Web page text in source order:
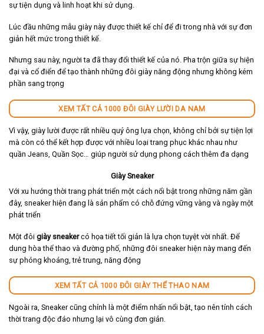
sự tiện dụng và linh hoạt khi sử dụng.
Lúc đầu những mẫu giày này được thiết kế chỉ để đi trong nhà với sự đơn
giản hết mức trong thiết kế.
Nhưng sau này, người ta đã thay đổi thiết kế của nó. Pha trộn giữa sự hiện
đại và cổ điển để tạo thành những đôi giày năng động nhưng không kém
phần sang trọng
XEM TẤT CẢ 1000 ĐÔI GIÀY LƯỜI DA NAM
Vì vậy, giày lười được rất nhiều quý ông lựa chọn, không chỉ bởi sự tiện lợi
mà còn có thể kết hợp được với nhiều loại trang phục khác nhau như
quần Jeans, Quần Sọc… giúp người sử dụng phong cách thêm đa dạng
Giày Sneaker
Với xu hướng thời trang phát triển một cách nổi bật trong những năm gần
đây, sneaker hiện đang là sản phẩm có chỗ đứng vững vàng và ngày một
phát triển
Một đôi giày sneakercó họa tiết tối giản là lựa chọn tuyệt vời nhất. Để
dung hòa thể thao và đường phố, những đôi sneaker hiện này mang đến
sự phóng khoáng, trẻ trung, năng động
XEM TẤT CẢ 1000 ĐÔI GIÀY THỂ THAO NAM
Ngoài ra, Sneaker cũng chính là một điểm nhấn nổi bật, tạo nên tính cách
thời trang độc đáo nhưng lại vô cùng đơn giản.